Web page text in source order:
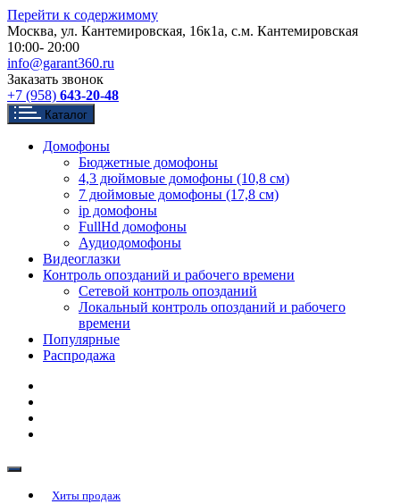
Перейти к содержимому
Москва, ул. Кантемировская, 16к1а, с.м. Кантемировская
10:00- 20:00
info@garant360.ru
Заказать звонок
+7 (958) 643-20-48
Каталог
Домофоны
Бюджетные домофоны
4,3 дюймовые домофоны (10,8 см)
7 дюймовые домофоны (17,8 см)
ip домофоны
FullHd домофоны
Аудиодомофоны
Видеоглазки
Контроль опозданий и рабочего времени
Сетевой контроль опозданий
Локальный контроль опозданий и рабочего
времени
Популярные
Распродажа
Хиты продаж